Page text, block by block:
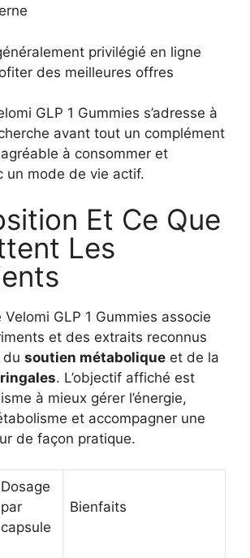
privilégié en ligne
des meilleures offres
GLP 1 Gummies s’adresse à
avant tout un complément
à consommer et
un mode de vie actif.
Et Ce Que
Les
GLP 1 Gummies associe
et des extraits reconnus
du soutien métabolique et de la
. L’objectif affiché est
à mieux gérer l’énergie,
et accompagner une
de façon pratique.
Dosage
par
capsule
Bienfaits